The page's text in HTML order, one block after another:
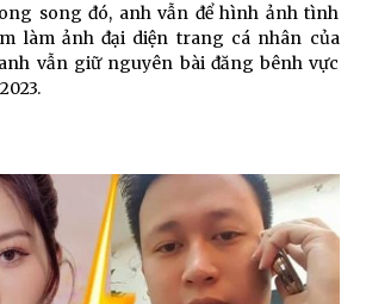
song đó, anh vẫn để hình ảnh tình
làm ảnh đại diện trang cá nhân của
vẫn giữ nguyên bài đăng bênh vực